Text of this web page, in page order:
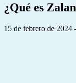
¿Qué es
Publicada
15 de febrero de 2024